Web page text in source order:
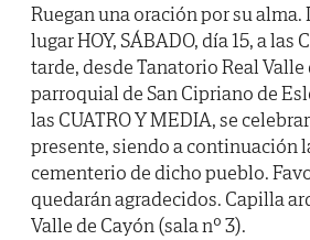
Ruegan una oración por su
lugar HOY, SÁBADO, día 15, a las
tarde, desde Tanatorio Real
parroquial de San Cipriano de
las CUATRO Y MEDIA, se
presente, siendo a continuación
cementerio de dicho pueblo.
quedarán agradecidos. Capilla
Valle de Cayón (sala nº 3).